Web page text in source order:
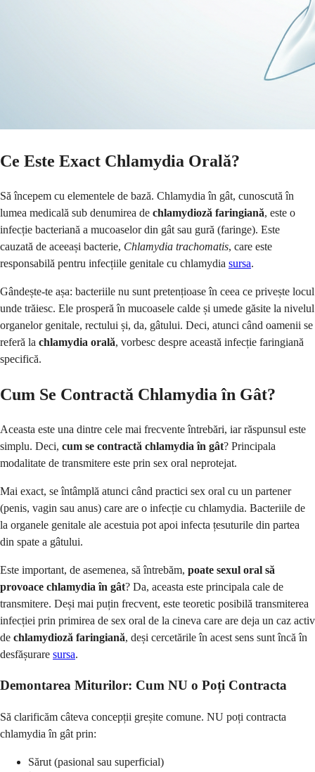
Ce Este Exact Chlamydia Orală?
Să începem cu elementele de bază. Chlamydia în gât, cunoscută în
lumea medicală sub denumirea de chlamydioză faringiană, este o
infecție bacteriană a mucoaselor din gât sau gură (faringe). Este
cauzată de aceeași bacterie, Chlamydia trachomatis, care este
responsabilă pentru infecțiile genitale cu chlamydia sursa.
Gândește-te așa: bacteriile nu sunt pretențioase în ceea ce privește locul
unde trăiesc. Ele prosperă în mucoasele calde și umede găsite la nivelul
organelor genitale, rectului și, da, gâtului. Deci, atunci când oamenii se
referă la chlamydia orală, vorbesc despre această infecție faringiană
specifică.
Cum Se Contractă Chlamydia în Gât?
Aceasta este una dintre cele mai frecvente întrebări, iar răspunsul este
simplu. Deci, cum se contractă chlamydia în gât? Principala
modalitate de transmitere este prin sex oral neprotejat.
Mai exact, se întâmplă atunci când practici sex oral cu un partener
(penis, vagin sau anus) care are o infecție cu chlamydia. Bacteriile de
la organele genitale ale acestuia pot apoi infecta țesuturile din partea
din spate a gâtului.
Este important, de asemenea, să întrebăm, poate sexul oral să
provoace chlamydia în gât? Da, aceasta este principala cale de
transmitere. Deși mai puțin frecvent, este teoretic posibilă transmiterea
infecției prin primirea de sex oral de la cineva care are deja un caz activ
de chlamydioză faringiană, deși cercetările în acest sens sunt încă în
desfășurare sursa.
Demontarea Miturilor: Cum NU o Poți Contracta
Să clarificăm câteva concepții greșite comune. NU poți contracta
chlamydia în gât prin:
Sărut (pasional sau superficial)